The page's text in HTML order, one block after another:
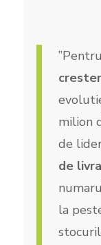
milion
de
de
la